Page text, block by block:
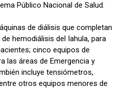
Público Nacional de Salud.
de diálisis que completan
hemodiálisis del Iahula, para
cinco equipos de
las áreas de Emergencia y
incluye tensiómetros,
otros equipos menores de